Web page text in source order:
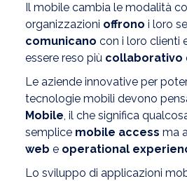
Il mobile cambia le modalità
organizzazioni offrono i loro
comunicano con i loro clienti
essere reso più collaborativo
Le aziende innovative per
tecnologie mobili devono
Mobile, il che significa
semplice mobile access ma
web e operational
Lo sviluppo di applicazioni